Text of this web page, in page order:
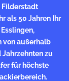
Filderstadt
als 50 Jahren Ihr
von außerhalb
zu
für höchste